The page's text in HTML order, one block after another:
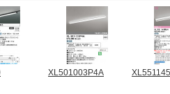
XL501003P4A